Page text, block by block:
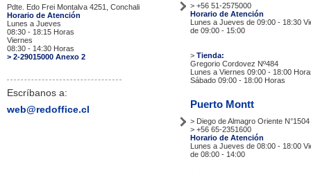
Pdte. Edo Frei Montalva 4251, Conchali
Horario de Atención
Lunes a Jueves
08:30 - 18:15 Horas
Viernes
08:30 - 14:30 Horas
> 2-29015000 Anexo 2
Escríbanos a:
web@redoffice.cl
> +56 51-2575000
Horario de Atención
Lunes a Jueves de 09:00 - 18:30
de 09:00 - 15:00
> Tienda:
Gregorio Cordovez Nº484
Lunes a Viernes 09:00 - 18:00
Sábado 09:00 - 18:00 Horas
Puerto Montt
> Diego de Almagro Oriente N°1504
> +56 65-2351600
Horario de Atención
Lunes a Jueves de 08:00 - 18:00
de 08:00 - 14:00